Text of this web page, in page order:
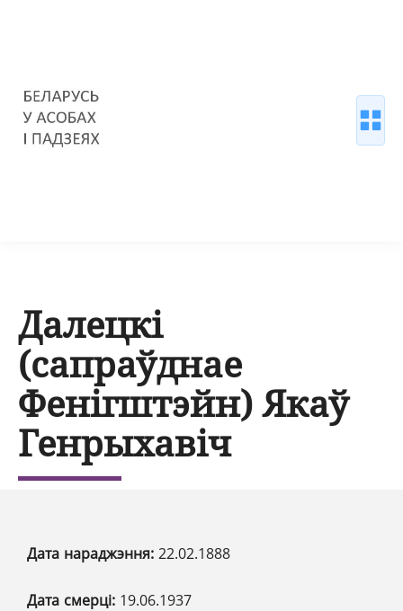
Далецкі
(сапраўднае
Фенігштэйн) Якаў
Генрыхавіч
Дата нараджэння: 22.02.1888
Дата смерці: 19.06.1937